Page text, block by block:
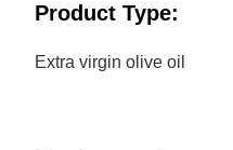
Product Type:
Extra virgin olive oil